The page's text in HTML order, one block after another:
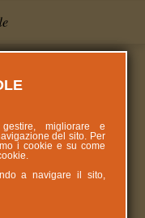
migliorare e
del sito. Per
i cookie e su come
a navigare il sito,